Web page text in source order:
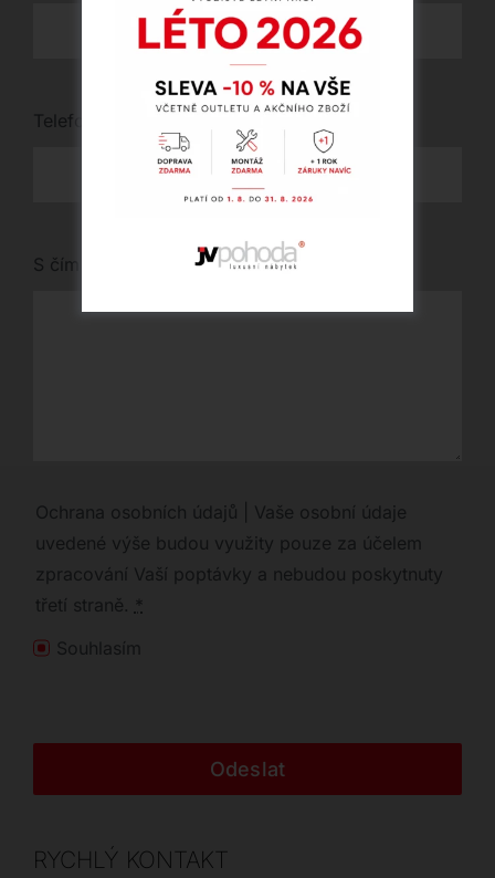
Telefon
S čím vám můžeme pomoci?
Ochrana osobních údajů | Vaše osobní údaje
uvedené výše budou využity pouze za účelem
zpracování Vaší poptávky a nebudou poskytnuty
třetí straně. *
Souhlasím
Odeslat
RYCHLÝ KONTAKT